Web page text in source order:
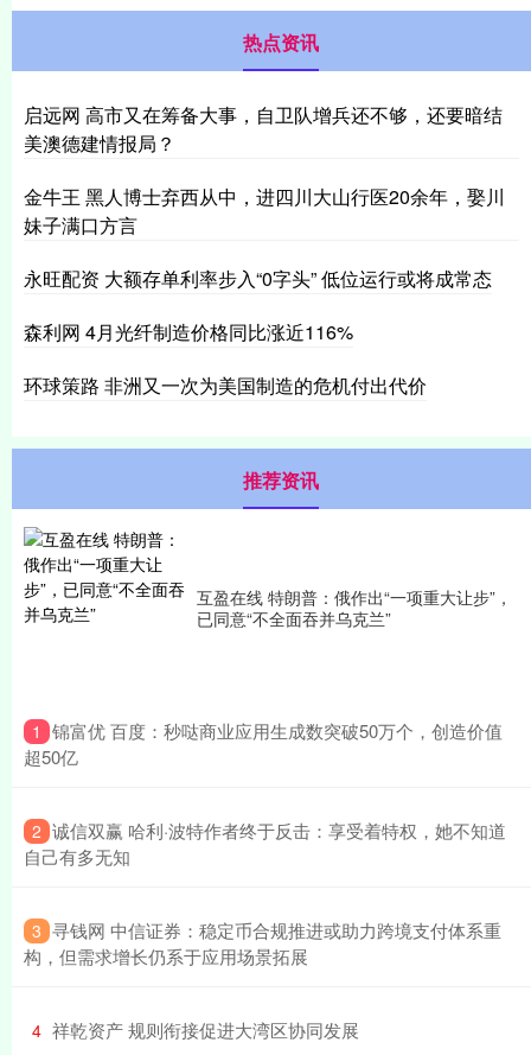
热点资讯
启远网 高市又在筹备大事，自卫队增兵还不够，还要暗结
美澳德建情报局？
金牛王 黑人博士弃西从中，进四川大山行医20余年，娶川
妹子满口方言
永旺配资 大额存单利率步入“0字头” 低位运行或将成常态
森利网 4月光纤制造价格同比涨近116%
环球策路 非洲又一次为美国制造的危机付出代价
推荐资讯
互盈在线 特朗普：俄作出“一项重大让步”，
已同意“不全面吞并乌克兰”
1 ​锦富优 百度：秒哒商业应用生成数突破50万个，创造价值
超50亿
2 ​诚信双赢 哈利·波特作者终于反击：享受着特权，她不知道
自己有多无知
3 ​寻钱网 中信证券：稳定币合规推进或助力跨境支付体系重
构，但需求增长仍系于应用场景拓展
4 ​祥乾资产 规则衔接促进大湾区协同发展